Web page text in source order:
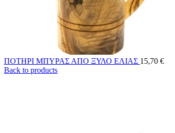
ΠΟΤΗΡΙ ΜΠΥΡΑΣ ΑΠΟ ΞΥΛΟ ΕΛΙΑΣ 15,70 €
Back to products